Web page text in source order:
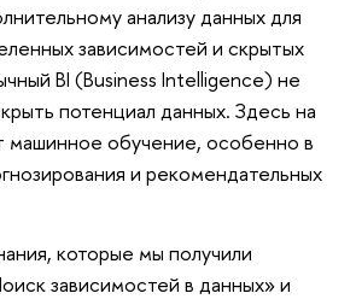
анализу данных для
зависимостей и скрытых
BI (Business Intelligence) не
потенциал данных. Здесь на
обучение, особенно в
и рекомендательных
которые мы получили
зависимостей в данных» и